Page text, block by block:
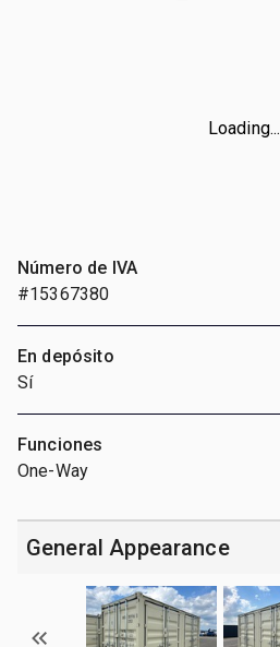
Loading...
Número de IVA
#15367380
En depósito
Sí
Funciones
One-Way
General Appearance